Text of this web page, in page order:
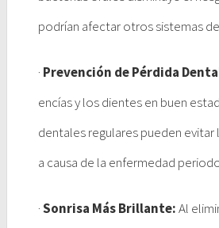
podrían afectar otros sistemas
· Prevención de Pérdida
encías y los dientes en buen
dentales regulares pueden
a causa de la enfermedad
·Sonrisa Más Brillante:Al